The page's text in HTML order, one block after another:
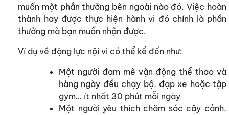
muốn một phần thưởng bên ngoài nào đó. Việc hoàn
thành hay được thực hiện hành vi đó chính là phần
thưởng mà bạn muốn nhận được.
Ví dụ về động lực nội vi có thể kể đến như:
Một người đam mê vận động thể thao và
hàng ngày đều chạy bộ, đạp xe hoặc tập
gym… ít nhất 30 phút mỗi ngày
Một người yêu thích chăm sóc cây cảnh,